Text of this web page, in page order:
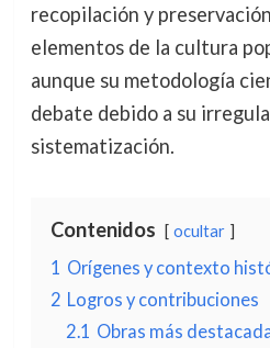
recopilación y
elementos de la cultura
aunque su metodología
debate debido a su
sistematización.
Contenidos ocultar
1 Orígenes y contexto
2 Logros y contribuciones
2.1 Obras más